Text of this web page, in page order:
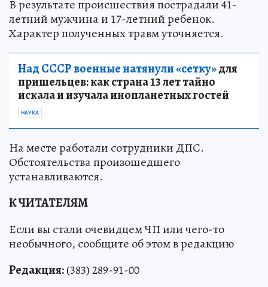
В результате происшествия пострадали 41-
летний мужчина и 17-летний ребенок.
Характер полученных травм уточняется.
Над СССР военные натянули «сетку»для
пришельцев: как страна 13 лет тайно
искала и изучала инопланетных гостей
НАУКА
На месте работали сотрудники ДПС.
Обстоятельства произошедшего
устанавливаются.
К ЧИТАТЕЛЯМ
Если вы стали очевидцем ЧП или чего-то
необычного, сообщите об этом в редакцию
Редакция:(383) 289-91-00